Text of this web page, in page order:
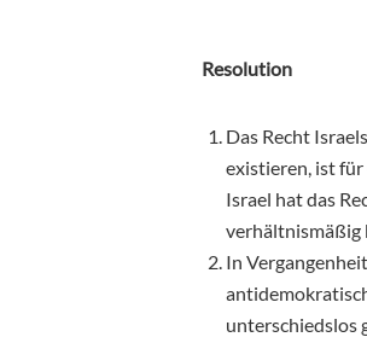
Resolution
Das Recht
existieren, ist
Israel hat das
verhältnismäßig
In
unterschiedslos